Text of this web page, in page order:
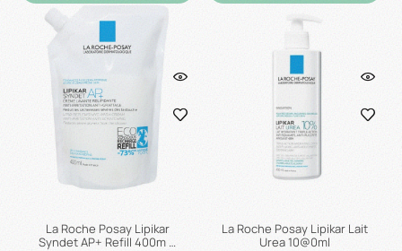
La Roche Posay Lipikar
Syndet AP+ Refill 400m …
La Roche Posay Lipikar Lait
Urea 10@0ml